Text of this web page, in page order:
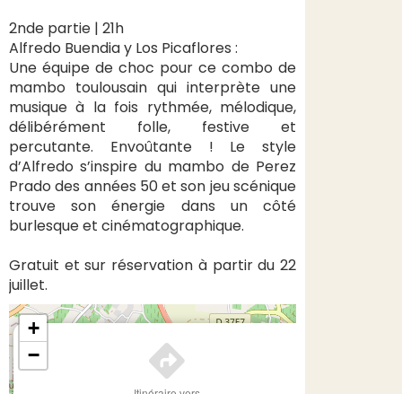
2nde partie | 21h
Alfredo Buendia y Los Picaflores :
Une équipe de choc pour ce combo de
mambo toulousain qui interprète une
musique à la fois rythmée, mélodique,
délibérément folle, festive et
percutante. Envoûtante ! Le style
d’Alfredo s’inspire du mambo de Perez
Prado des années 50 et son jeu scénique
trouve son énergie dans un côté
burlesque et cinématographique.
Gratuit et sur réservation à partir du 22
juillet.
+
−